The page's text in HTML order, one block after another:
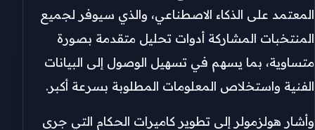
المعتمد على الذكاء الاصطناعي، والذي سيوفر لجميع
المنتخبات المشاركة أدوات تحليل متقدمة بصورة
متساوية، بما يسهم في تسهيل الوصول إلى البيانات
الفنية واستخلاص المعلومات المطلوبة بسرعة أكبر.
وأشار هولزمولر إلى تطوير كاميرات الحكام التي جرى